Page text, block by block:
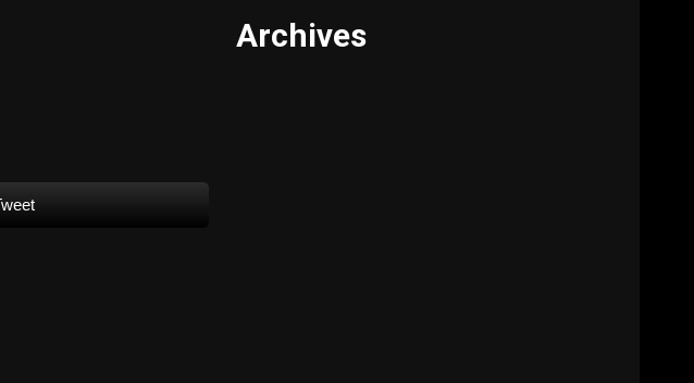
Archives